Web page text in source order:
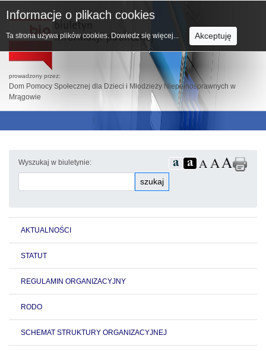
prowadzony przez:
Dom Pomocy Społecznej dla Dzieci i Młodzieży Niepełnosprawnych w
Mrągowie
Wyszukaj w biuletynie:
szukaj
AKTUALNOŚCI
STATUT
REGULAMIN ORGANIZACYJNY
RODO
SCHEMAT STRUKTURY ORGANIZACYJNEJ
Informacje o plikach cookies
Ta strona używa plików cookies. Dowiedz się więcej... Akceptuję